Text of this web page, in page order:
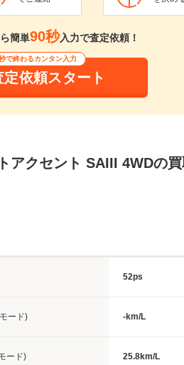
簡単90秒入力で査定依頼！
で終わるカンタン入力
定依頼スタート
アクセント SAIII 4WDの
52ps
ード) -km/L
ード) 25.8km/L